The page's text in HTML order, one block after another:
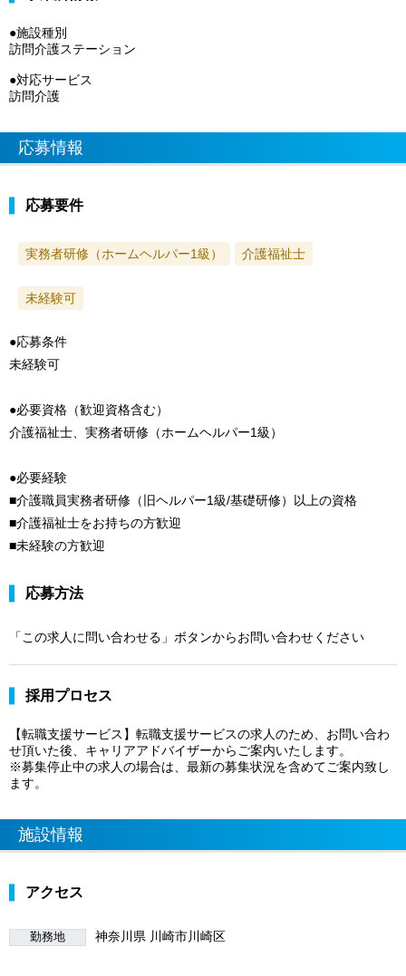
●施設種別
訪問介護ステーション
●対応サービス
訪問介護
応募情報
応募要件
実務者研修（ホームヘルパー1級） 介護福祉士
未経験可
●応募条件
未経験可
●必要資格（歓迎資格含む）
介護福祉士、実務者研修（ホームヘルパー1級）
●必要経験
■介護職員実務者研修（旧ヘルパー1級/基礎研修）以上の資格
■介護福祉士をお持ちの方歓迎
■未経験の方歓迎
応募方法
「この求人に問い合わせる」ボタンからお問い合わせください
採用プロセス
【転職支援サービス】転職支援サービスの求人のため、お問い合わ
せ頂いた後、キャリアアドバイザーからご案内いたします。
※募集停止中の求人の場合は、最新の募集状況を含めてご案内致し
ます。
施設情報
アクセス
勤務地 神奈川県 川崎市川崎区